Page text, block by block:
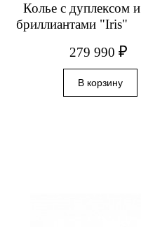
Колье с дуплексом и
бриллиантами "Iris"
279 990 ₽